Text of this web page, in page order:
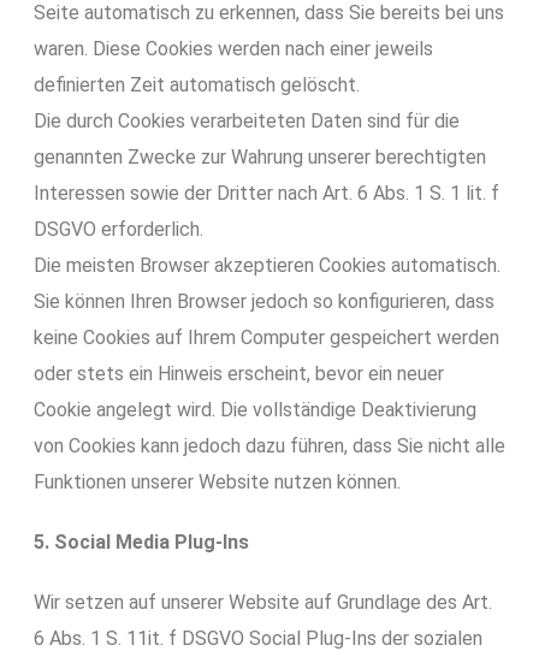
Seite automatisch zu erkennen, dass Sie bereits bei uns
waren. Diese Cookies werden nach einer jeweils
definierten Zeit automatisch gelöscht.
Die durch Cookies verarbeiteten Daten sind für die
genannten Zwecke zur Wahrung unserer berechtigten
Interessen sowie der Dritter nach Art. 6 Abs. 1 S. 1 lit. f
DSGVO erforderlich.
Die meisten Browser akzeptieren Cookies automatisch.
Sie können Ihren Browser jedoch so konfigurieren, dass
keine Cookies auf Ihrem Computer gespeichert werden
oder stets ein Hinweis erscheint, bevor ein neuer
Cookie angelegt wird. Die vollständige Deaktivierung
von Cookies kann jedoch dazu führen, dass Sie nicht alle
Funktionen unserer Website nutzen können.
5. Social Media Plug-Ins
Wir setzen auf unserer Website auf Grundlage des Art.
6 Abs. 1 S. 11it. f DSGVO Social Plug-Ins der sozialen